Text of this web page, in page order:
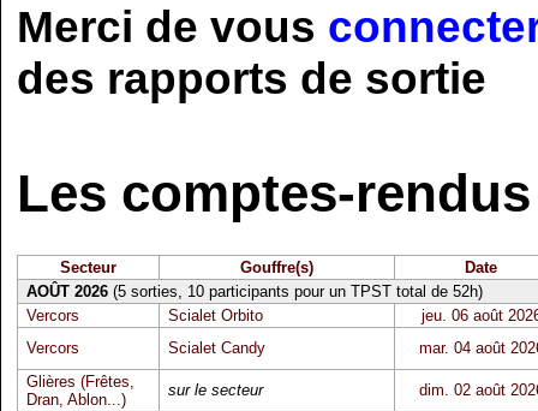
Merci de vous
des rapports de sortie
Les comptes-
Secteur Gouffre(s)
Date
AOÛT 2026(5 sorties, 10 participants pour un TPST total de 52h)
Vercors
Scialet Orbito
jeu. 06 août
Vercors
Scialet Candy
mar. 04 août
Glières (Frêtes,
Dran, Ablon...)
sur le secteur
dim. 02 août